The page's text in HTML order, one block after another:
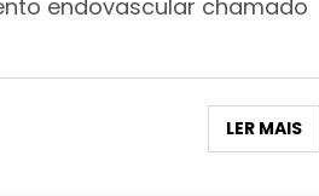
endovascular chamado
LER MAIS